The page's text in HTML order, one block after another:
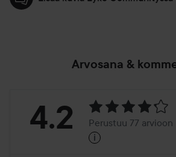
Arvosana &
Arvosana:
4.2 Perustuu 77 arvioon
i